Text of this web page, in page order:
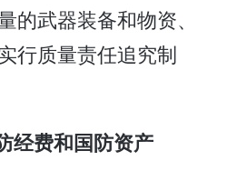
的武器装备和物资、
行质量责任追究制
费和国防资产